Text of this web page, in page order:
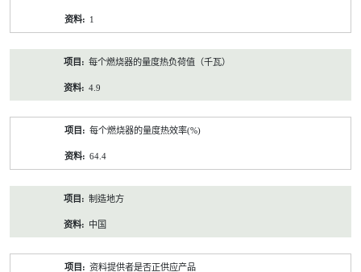
1
每个燃烧器的量度热负荷值（千瓦）
4.9
每个燃烧器的量度热效率(%)
64.4
制造地方
中国
资料提供者是否正供应产品